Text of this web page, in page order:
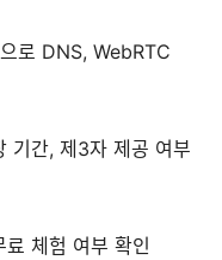
로 DNS, WebRTC
기간, 제3자 제공 여부
체험 여부 확인